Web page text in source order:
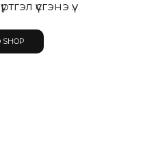
үүсгэнэ үү.
SHOP